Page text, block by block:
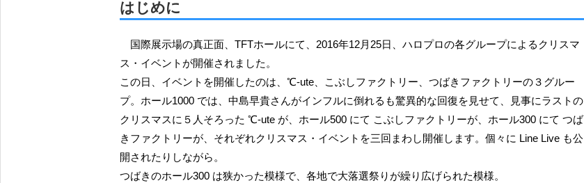
はじめに
国際展示場の真正面、TFTホールにて、2016年12月25日、ハロプロの各グループによるクリスマ
ス・イベントが開催されました。
この日、イベントを開催したのは、℃-ute、こぶしファクトリー、つばきファクトリーの３グルー
プ。ホール1000 では、中島早貴さんがインフルに倒れるも驚異的な回復を見せて、見事にラストの
クリスマスに５人そろった ℃-ute が、ホール500 にて こぶしファクトリーが、ホール300 にて つば
きファクトリーが、それぞれクリスマス・イベントを三回まわし開催します。個々に Line Live も公
開されたりしながら。
つばきのホール300 は狭かった模様で、各地で大落選祭りが繰り広げられた模様。